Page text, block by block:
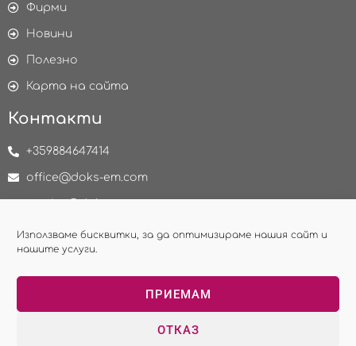
Използваме бисквитки, за да оптимизираме нашия сайт и
нашите услуги.
ПРИЕМАМ
ОТКАЗ
Фирми
Новини
Полезно
Карта на сайта
Контакти
+359884647414
office@doks-em.com
delivery@doks-em.com
НАПРАВИ ЗАПИТВАНЕ